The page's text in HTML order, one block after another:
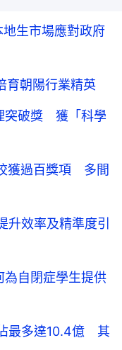
生市場應對政府
育朝陽行業精英
突破獎 獲「科學
獲過百獎項 多間
升效率及精準度引
自閉症學生提供
最多達10.4億 其